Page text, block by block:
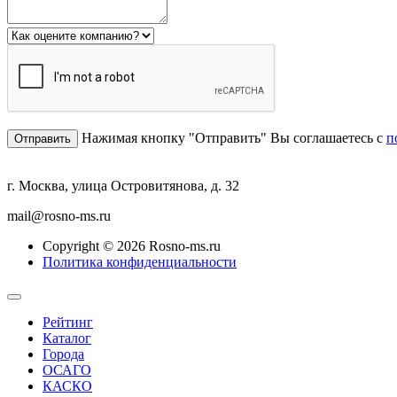
Нажимая кнопку "Отправить" Вы соглашаетесь с
г. Москва, улица Островитянова, д. 32
mail@rosno-ms.ru
Copyright © 2026 Rosno-ms.ru
Политика конфиденциальности
Рейтинг
Каталог
Города
ОСАГО
КАСКО